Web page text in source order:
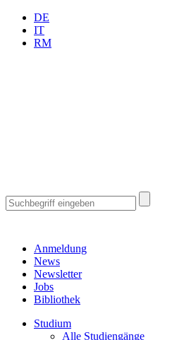
DE
IT
RM
Anmeldung
News
Newsletter
Jobs
Bibliothek
Studium
Alle Studiengänge